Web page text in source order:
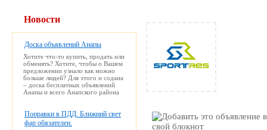
Новости
Доска объявлений Анапы
Хотите что-то купить, продать или
обменять? Хотите, чтобы о Вашем
предложении узнало как можно
больше людей? Для этого и содана
– доска бесплатных объявлений
Анапы и всего Анапского района
Поправки в ПДД. Ближний свет
фар обязателен.